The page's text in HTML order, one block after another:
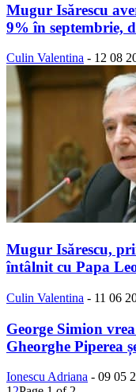
Mugur Isărescu
9% în septembrie,
Culin Valentina - 12 08
Mugur Isărescu,
întâlnit cu Papa
Culin Valentina - 11 06
George Simion
Gheorghe Piperea
Ionescu Adriana - 09 05